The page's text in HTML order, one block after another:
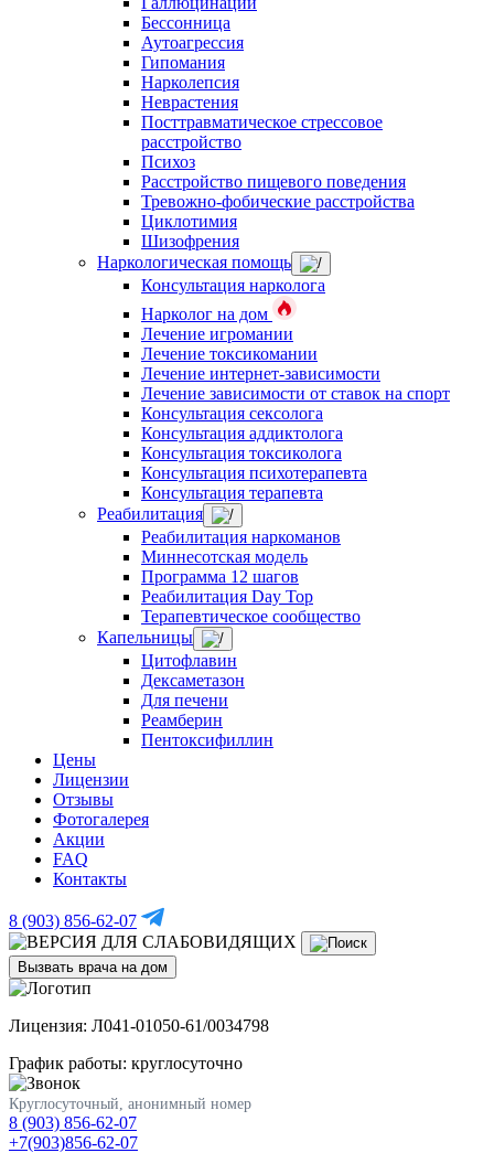
Бессонница
Аутоагрессия
Гипомания
Нарколепсия
Неврастения
Посттравматическое стрессовое
расстройство
Психоз
Расстройство пищевого поведения
Тревожно-фобические расстройства
Циклотимия
Шизофрения
Наркологическая помощь
Консультация нарколога
Нарколог на дом
Лечение игромании
Лечение токсикомании
Лечение интернет-зависимости
Лечение зависимости от ставок на спорт
Консультация сексолога
Консультация аддиктолога
Консультация токсиколога
Консультация психотерапевта
Консультация терапевта
Реабилитация
Реабилитация наркоманов
Миннесотская модель
Программа 12 шагов
Реабилитация Day Top
Терапевтическое сообщество
Капельницы
Цитофлавин
Дексаметазон
Для печени
Реамберин
Пентоксифиллин
Цены
Лицензии
Отзывы
Фотогалерея
Акции
FAQ
Контакты
8 (903) 856-62-07
Вызвать врача на дом
Лицензия: Л041-01050-61/0034798
График работы: круглосуточно
Круглосуточный, анонимный номер
8 (903) 856-62-07
+7(903)856-62-07